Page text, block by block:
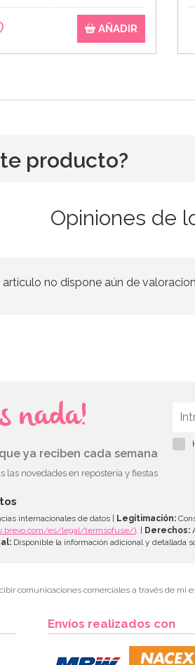
AÑADIR
producto?
Opiniones de
artículo no dispone aún de
nada!
ya reciben cada semana
las novedades en repostería y fiestas
internacionales de datos | Legitimación:
es/legal/termsofuse/) . | Derechos:
Disponible la información adicional y detallada
comunicaciones comerciales a través de mi
Envíos realizados con